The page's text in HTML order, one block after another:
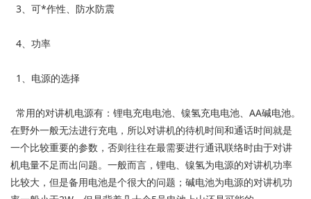
3、可*作性、防水防震
4、功率
1、电源的选择
常用的对讲机电源有：锂电充电电池、镍氢充电电池、AA碱电池。
在野外一般无法进行充电，所以对讲机的待机时间和通话时间就是
一个比较重要的参数，否则往往在最需要进行通讯联络时由于对讲
机电量不足而出问题。一般而言，锂电、镍氢为电源的对讲机功率
比较大，但是备用电池是个很大的问题；碱电池为电源的对讲机功